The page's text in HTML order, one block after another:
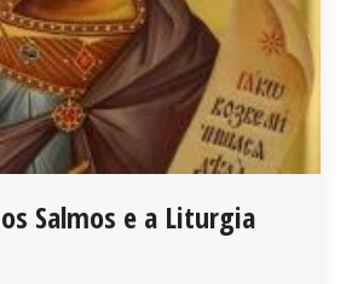
Salmos e a Liturgia